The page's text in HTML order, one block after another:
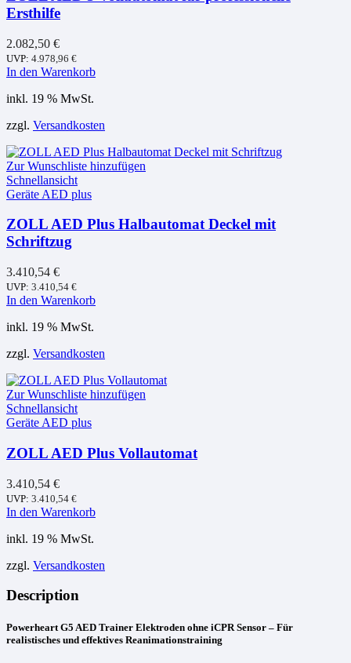
Ersthilfe
2.082,50 €
UVP: 4.978,96 €
In den Warenkorb
inkl. 19 % MwSt.
zzgl. Versandkosten
Zur Wunschliste hinzufügen
Schnellansicht
Geräte AED plus
ZOLL AED Plus Halbautomat Deckel mit
Schriftzug
3.410,54 €
UVP: 3.410,54 €
In den Warenkorb
inkl. 19 % MwSt.
zzgl. Versandkosten
Zur Wunschliste hinzufügen
Schnellansicht
Geräte AED plus
ZOLL AED Plus Vollautomat
3.410,54 €
UVP: 3.410,54 €
In den Warenkorb
inkl. 19 % MwSt.
zzgl. Versandkosten
Description
Powerheart G5 AED Trainer Elektroden ohne iCPR Sensor – Für
realistisches und effektives Reanimationstraining